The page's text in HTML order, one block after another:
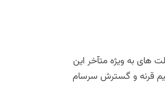
های به ویژه متآخر این
قرنه و گسترش سرسام